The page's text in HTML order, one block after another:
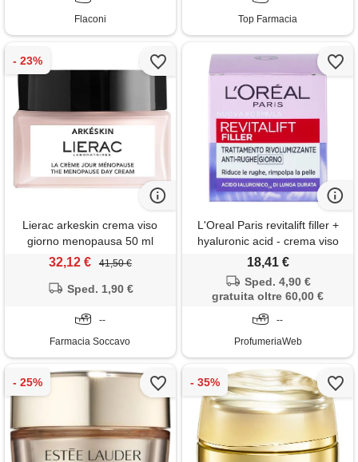
Flaconi
Top Farmacia
Lierac arkeskin crema viso
giorno menopausa 50 ml
32,12 € 41,50 €
Sped. 1,90 €
--
Farmacia Soccavo
L'Oreal Paris revitalift filler +
hyaluronic acid - crema viso
giorno 50 ml
18,41 €
Sped. 4,90 €
gratuita oltre 60,00 €
--
ProfumeriaWeb